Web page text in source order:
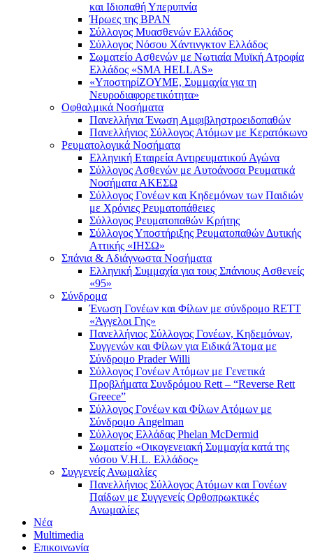
και Ιδιοπαθή Υπερυπνία
Ήρωες της BPAN
Σύλλογος Μυασθενών Ελλάδος
Σύλλογος Νόσου Χάντινγκτον Ελλάδος
Σωματείο Ασθενών με Νωτιαία Μυϊκή Ατροφία
Ελλάδος «SMA HELLAS»
«ΥποστηρίΖΟΥΜΕ, Συμμαχία για τη
Νευροδιαφορετικότητα»
Οφθαλμικά Νοσήματα
Πανελλήνια Ένωση Αμφιβληστροειδοπαθών
Πανελλήνιος Σύλλογος Ατόμων με Κερατόκωνο
Ρευματολογικά Νοσήματα
Ελληνική Εταιρεία Αντιρευματικού Αγώνα
Σύλλογος Ασθενών με Αυτοάνοσα Ρευματικά
Νοσήματα ΑΚΕΣΩ
Σύλλογος Γονέων και Κηδεμόνων των Παιδιών
με Χρόνιες Ρευματοπάθειες
Σύλλογος Ρευματοπαθών Κρήτης
Σύλλογος Υποστήριξης Ρευματοπαθών Δυτικής
Αττικής «ΙΗΣΩ»
Σπάνια & Αδιάγνωστα Νοσήματα
Ελληνική Συμμαχία για τους Σπάνιους Ασθενείς
«95»
Σύνδρομα
Ένωση Γονέων και Φίλων με σύνδρομο RETT
«Άγγελοι Γης»
Πανελλήνιος Σύλλογος Γονέων, Κηδεμόνων,
Συγγενών και Φίλων για Ειδικά Άτομα με
Σύνδρομο Prader Willi
Σύλλογος Γονέων Ατόμων με Γενετικά
Προβλήματα Συνδρόμου Rett – “Reverse Rett
Greece”
Σύλλογος Γονέων και Φίλων Ατόμων με
Σύνδρομο Angelman
Σύλλογος Ελλάδας Phelan McDermid
Σωματείο «Οικογενειακή Συμμαχία κατά της
νόσου V.H.L. Ελλάδος»
Συγγενείς Ανωμαλίες
Πανελλήνιος Σύλλογος Ατόμων και Γονέων
Παίδων με Συγγενείς Ορθοπρωκτικές
Ανωμαλίες
Νέα
Multimedia
Επικοινωνία